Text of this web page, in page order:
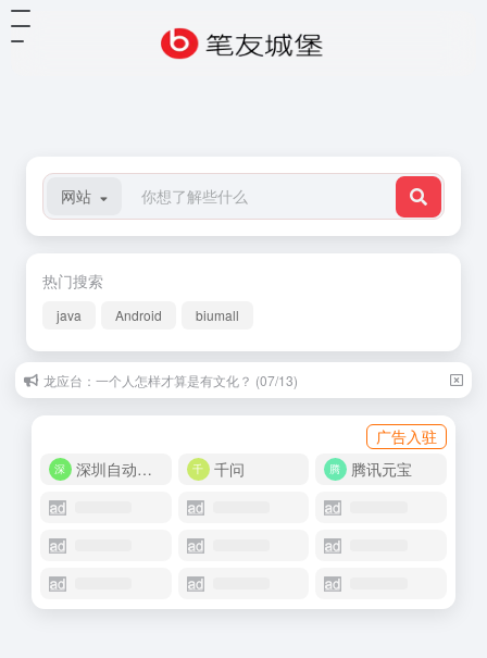
网站
热门搜索
java Android biumall
龙应台：一个人怎样才算是有文化？ (07/13)
广告入驻
深圳自动化商城
千问 腾讯元宝